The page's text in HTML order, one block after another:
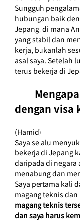
Sungguh
hubungan baik
Jepang, di mana
yang stabil dan
kerja, bukanlah
asal saya. Setelah
terus bekerja di
──Mengapa
dengan visa
(Hamid)
Saya selalu
bekerja di Jepang
daripada di negara
menabung dan
Saya pertama kali
magang teknis
magang teknis
dan saya harus